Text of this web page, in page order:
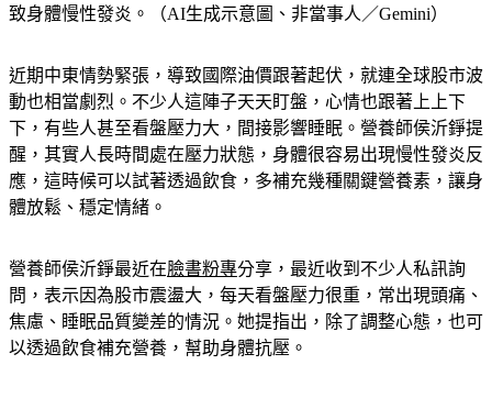
致身體慢性發炎。（AI生成示意圖、非當事人／Gemini）
近期中東情勢緊張，導致國際油價跟著起伏，就連全球股市波
動也相當劇烈。不少人這陣子天天盯盤，心情也跟著上上下
下，有些人甚至看盤壓力大，間接影響睡眠。營養師侯沂錚提
醒，其實人長時間處在壓力狀態，身體很容易出現慢性發炎反
應，這時候可以試著透過飲食，多補充幾種關鍵營養素，讓身
體放鬆、穩定情緒。
營養師侯沂錚最近在臉書粉專分享，最近收到不少人私訊詢
問，表示因為股市震盪大，每天看盤壓力很重，常出現頭痛、
焦慮、睡眠品質變差的情況。她提指出，除了調整心態，也可
以透過飲食補充營養，幫助身體抗壓。